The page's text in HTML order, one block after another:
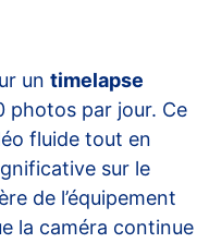
un timelapse
photos par jour. Ce
fluide tout en
sur le
de l’équipement
la caméra continue